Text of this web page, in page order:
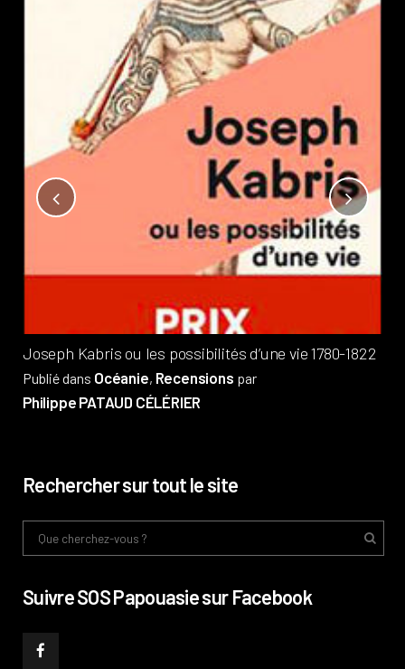
Joseph Kabris ou les possibilités d’une vie 1780-1822
Publié dans Océanie, Recensions par
Philippe PATAUD CÉLÉRIER
Rechercher sur tout le site
Suivre SOS Papouasie sur Facebook